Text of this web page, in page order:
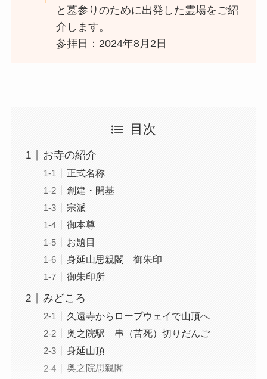
と墓参りのために出発した霊場をご紹
介します。
参拝日：2024年8月2日
目次
お寺の紹介
正式名称
創建・開基
宗派
御本尊
お題目
身延山思親閣 御朱印
御朱印所
みどころ
久遠寺からロープウェイで山頂へ
奥之院駅 串（苦死）切りだんご
身延山頂
奥之院思親閣